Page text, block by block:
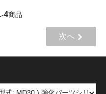
-4商品
次へ